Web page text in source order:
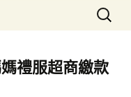
搜
尋
鍵
字:
禮服超商繳款